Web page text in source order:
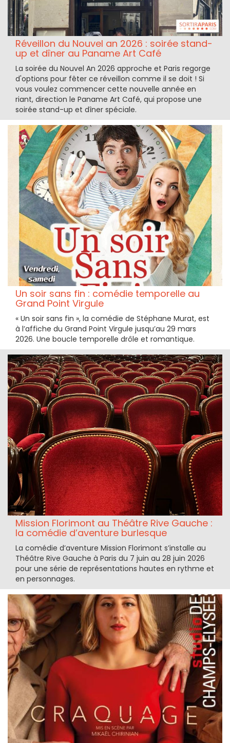
Réveillon du Nouvel an 2026 : soirée stand-
up et dîner au Paname Art Café
La soirée du Nouvel An 2026 approche et Paris regorge
d'options pour fêter ce réveillon comme il se doit ! Si
vous voulez commencer cette nouvelle année en
riant, direction le Paname Art Café, qui propose une
soirée stand-up et dîner spéciale.
Un soir sans fin : comédie temporelle au
Grand Point Virgule
« Un soir sans fin », la comédie de Stéphane Murat, est
à l’affiche du Grand Point Virgule jusqu’au 29 mars
2026. Une boucle temporelle drôle et romantique.
Mission Florimont au Théâtre Rive Gauche :
la comédie d’aventure burlesque
La comédie d’aventure Mission Florimont s’installe au
Théâtre Rive Gauche à Paris du 7 juin au 28 juin 2026
pour une série de représentations hautes en rythme et
en personnages.